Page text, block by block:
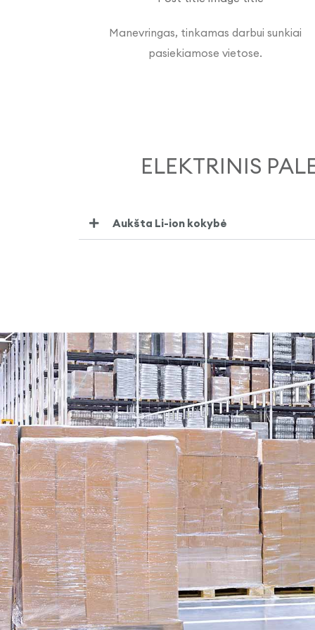
Manevringas, tinkamas darbui sunkiai
pasiekiamose vietose.
ELEKTRINIS
Aukšta Li-ion kokybė